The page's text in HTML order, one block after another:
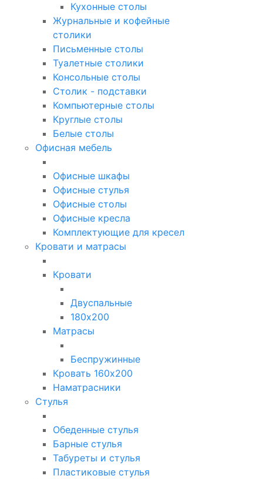
Кухонные столы
Журнальные и кофейные
столики
Письменные столы
Туалетные столики
Консольные столы
Столик - подставки
Компьютерные столы
Круглые столы
Белые столы
Офисная мебель
Офисные шкафы
Офисные стулья
Офисные столы
Офисные кресла
Комплектующие для кресел
Кровати и матрасы
Кровати
Двуспальные
180х200
Матрасы
Беспружинные
Кровать 160х200
Наматрасники
Стулья
Обеденные стулья
Барные стулья
Табуреты и стулья
Пластиковые стулья